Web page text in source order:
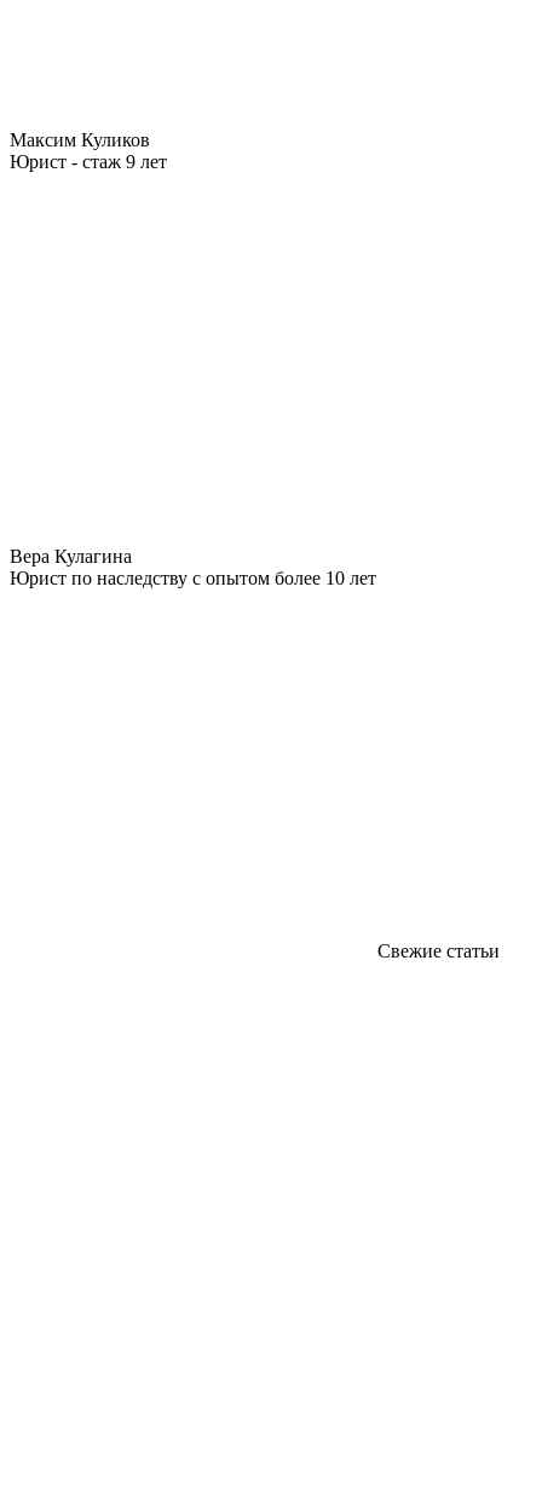
Максим Куликов
Юрист - стаж 9 лет
Вера Кулагина
Юрист по наследству с опытом более 10 лет
Свежие статьи